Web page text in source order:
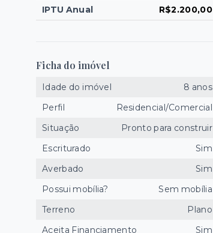
IPTU Anual R$2.200,00
Ficha do imóvel
Idade do imóvel
8 anos
Perfil
Residencial/Comercial
Situação
Pronto para construir
Escriturado
Sim
Averbado
Sim
Possui mobília?
Sem mobília
Terreno
Plano
Aceita Financiamento
Sim